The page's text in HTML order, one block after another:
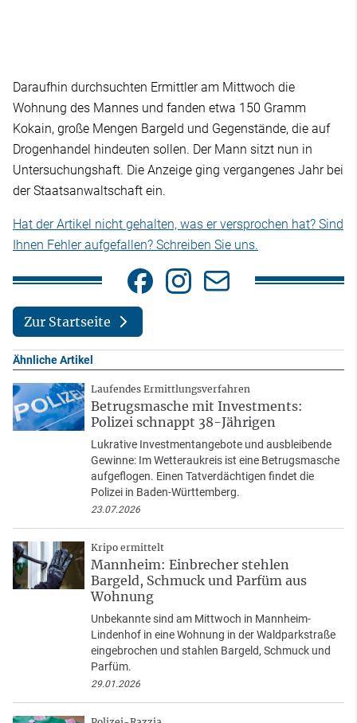
Daraufhin durchsuchten Ermittler am Mittwoch die
Wohnung des Mannes und fanden etwa 150 Gramm
Kokain, große Mengen Bargeld und Gegenstände, die auf
Drogenhandel hindeuten sollen. Der Mann sitzt nun in
Untersuchungshaft. Die Anzeige ging vergangenes Jahr bei
der Staatsanwaltschaft ein.
Hat der Artikel nicht gehalten, was er versprochen hat? Sind
Ihnen Fehler aufgefallen? Schreiben Sie uns.
Zur Startseite
Ähnliche Artikel
Laufendes Ermittlungsverfahren
Betrugsmasche mit Investments:
Polizei schnappt 38-Jährigen
Lukrative Investmentangebote und ausbleibende
Gewinne: Im Wetteraukreis ist eine Betrugsmasche
aufgeflogen. Einen Tatverdächtigen findet die
Polizei in Baden-Württemberg.
23.07.2026
Kripo ermittelt
Mannheim: Einbrecher stehlen
Bargeld, Schmuck und Parfüm aus
Wohnung
Unbekannte sind am Mittwoch in Mannheim-
Lindenhof in eine Wohnung in der Waldparkstraße
eingebrochen und stahlen Bargeld, Schmuck und
Parfüm.
29.01.2026